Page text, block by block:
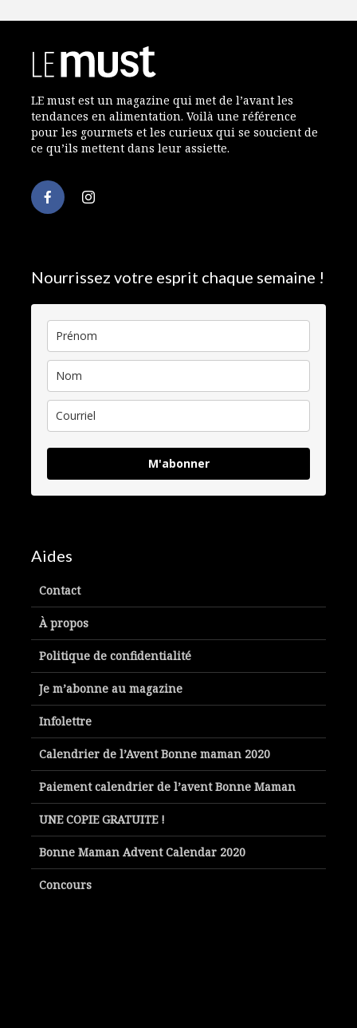
LE must est un magazine qui met de l’avant les
tendances en alimentation. Voilà une référence
pour les gourmets et les curieux qui se soucient de
ce qu’ils mettent dans leur assiette.
Nourrissez votre esprit chaque semaine !
M'abonner
Aides
Contact
À propos
Politique de confidentialité
Je m’abonne au magazine
Infolettre
Calendrier de l’Avent Bonne maman 2020
Paiement calendrier de l’avent Bonne Maman
UNE COPIE GRATUITE !
Bonne Maman Advent Calendar 2020
Concours